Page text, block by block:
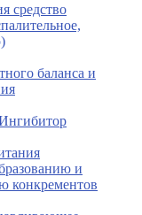
средство
баланса и
и
конкрементов